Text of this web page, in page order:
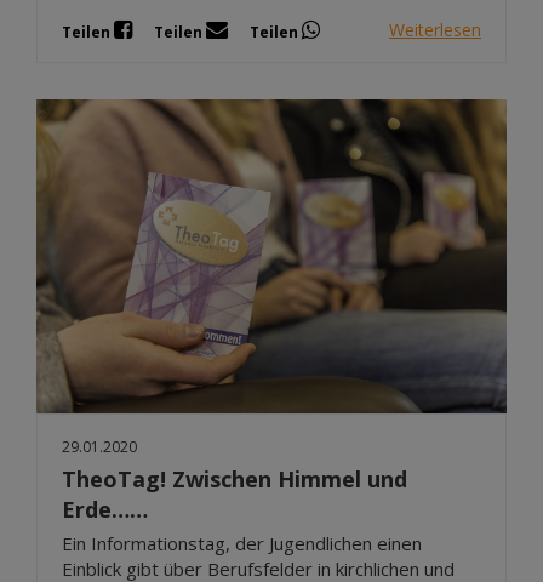
Teilen Teilen Teilen Weiterlesen
29.01.2020
TheoTag! Zwischen Himmel und
Erde……
Ein Informationstag, der Jugendlichen einen
Einblick gibt über Berufsfelder in kirchlichen und